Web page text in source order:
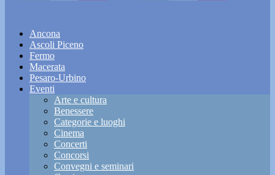
Ancona
Ascoli Piceno
Fermo
Macerata
Pesaro-Urbino
Eventi
Arte e cultura
Benessere
Categorie e luoghi
Cinema
Concerti
Concorsi
Convegni e seminari